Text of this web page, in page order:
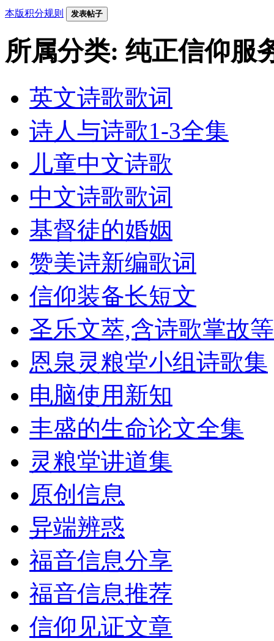
本版积分规则 发表帖子
所属分类: 纯正信仰服
英文诗歌歌词
诗人与诗歌1-3全集
儿童中文诗歌
中文诗歌歌词
基督徒的婚姻
赞美诗新编歌词
信仰装备长短文
圣乐文萃,含诗歌掌故等
恩泉灵粮堂小组诗歌集
电脑使用新知
丰盛的生命论文全集
灵粮堂讲道集
原创信息
异端辨惑
福音信息分享
福音信息推荐
信仰见证文章